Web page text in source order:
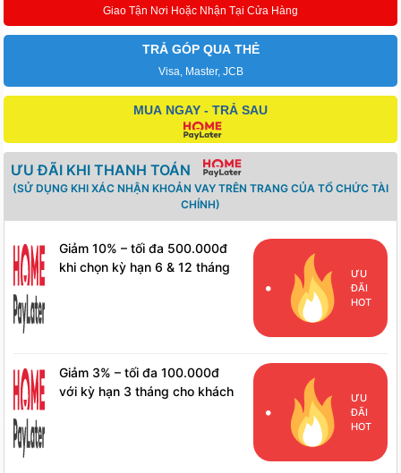
Giao Tận Nơi Hoặc Nhận Tại Cửa Hàng
TRẢ GÓP QUA THẺ
Visa, Master, JCB
MUA NGAY - TRẢ SAU
ƯU ĐÃI KHI THANH TOÁN
(SỬ DỤNG KHI XÁC NHẬN KHOẢN VAY TRÊN TRANG CỦA TỔ CHỨC TÀI
CHÍNH)
Giảm 10% – tối đa 500.000đ
khi chọn kỳ hạn 6 & 12 tháng
ƯU
ĐÃI
HOT
Giảm 3% – tối đa 100.000đ
với kỳ hạn 3 tháng cho khách
ƯU
ĐÃI
HOT